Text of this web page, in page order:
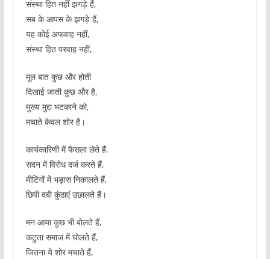
संस्था हित नहीं झगड़े हैं,
सब के आपस के झगड़े हैं,
यह कोई अफवाह नहीं,
संस्था हित परवाह नहीं,
मूल बात कुछ और होती
दिखाई जाती कुछ और है,
मुख्य मुद्दा भटकाने को,
मचाते केवल शोर है।
कार्यकारिणी में फैसला लेते हैं,
सदन में विरोध दर्ज करते हैं,
मीटिंगों में भड़ास निकालते हैं,
छिपी दबी कुंठाएं उछालते हैं।
मन आया कुछ भी बोलते हैं,
कटुता समाज में घोलते हैं,
जितना ये शोर मचाते हैं,